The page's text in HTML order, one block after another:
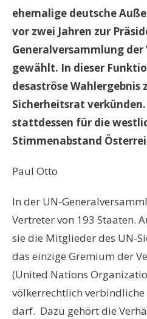
ehemalige deutsche
vor zwei Jahren zur
Generalversammlung
gewählt. In dieser
desaströse Wahlergebnis
Sicherheitsrat
stattdessen für die
Stimmenabstand
Paul Otto
In der UN-
Vertreter von 193 Staaten.
sie die Mitglieder des UN-
das einzige Gremium der
(United Nations
völkerrechtlich verbindliche
darf. Dazu gehört die